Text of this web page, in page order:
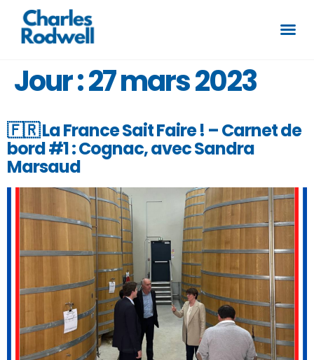
Jour :27 mars 2023
🇫🇷 La France Sait Faire ! – Carnet de
bord #1 : Cognac, avec Sandra
Marsaud